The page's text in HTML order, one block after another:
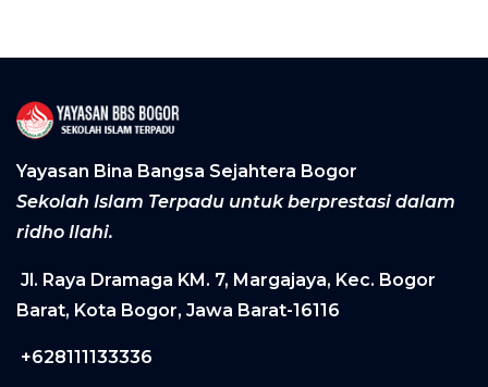
Yayasan Bina Bangsa Sejahtera Bogor
Sekolah Islam Terpadu untuk berprestasi dalam
ridho Ilahi.
Jl. Raya Dramaga KM. 7, Margajaya, Kec. Bogor
Barat, Kota Bogor, Jawa Barat-16116
+628111133336